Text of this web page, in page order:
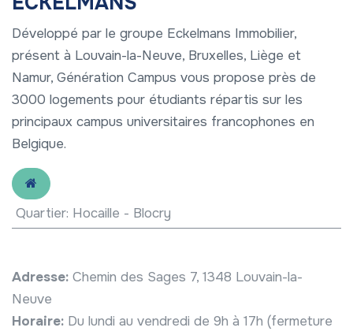
Développé par le groupe Eckelmans Immobilier,
présent à Louvain-la-Neuve, Bruxelles, Liège et
Namur, Génération Campus vous propose près de
3000 logements pour étudiants répartis sur les
principaux campus universitaires francophones en
Belgique.
Quartier: Hocaille - Blocry
Adresse: Chemin des Sages 7, 1348 Louvain-la-
Neuve
Horaire: Du lundi au vendredi de 9h à 17h (fermeture